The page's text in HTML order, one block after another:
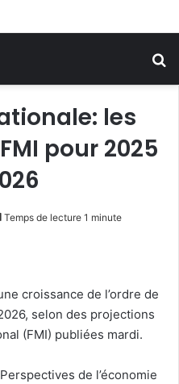
les
pour 2025
Temps de lecture 1 minute
croissance de l’ordre de
selon des projections
(FMI) publiées mardi.
de l’économie